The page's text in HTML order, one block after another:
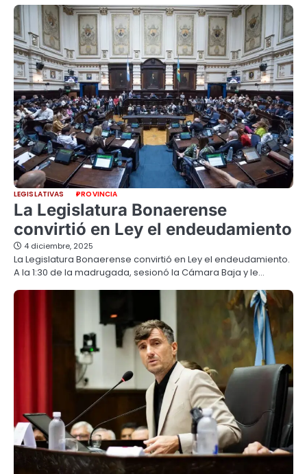
LEGISLATIVAS PROVINCIA
La Legislatura Bonaerense
convirtió en Ley el endeudamiento
4 diciembre, 2025
La Legislatura Bonaerense convirtió en Ley el endeudamiento.
A la 1:30 de la madrugada, sesionó la Cámara Baja y le…